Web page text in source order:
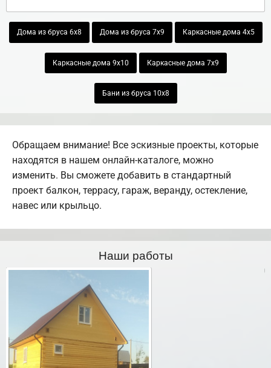
Дома из бруса 6х8 Дома из бруса 7х9 Каркасные дома 4х5
Каркасные дома 9х10 Каркасные дома 7х9
Бани из бруса 10х8
Обращаем внимание! Все эскизные проекты, которые
находятся в нашем онлайн-каталоге, можно
изменить. Вы сможете добавить в стандартный
проект балкон, террасу, гараж, веранду, остекление,
навес или крыльцо.
Наши работы